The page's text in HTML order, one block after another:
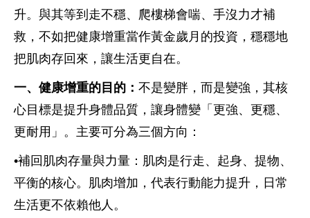
升。與其等到走不穩、爬樓梯會喘、手沒力才補
救，不如把健康增重當作黃金歲月的投資，穩穩地
把肌肉存回來，讓生活更自在。
一、健康增重的目的： 不是變胖，而是變強，其核
心目標是提升身體品質，讓身體變「更強、更穩、
更耐用」。主要可分為三個方向：
•補回肌肉存量與力量：肌肉是行走、起身、提物、
平衡的核心。肌肉增加，代表行動能力提升，日常
生活更不依賴他人。